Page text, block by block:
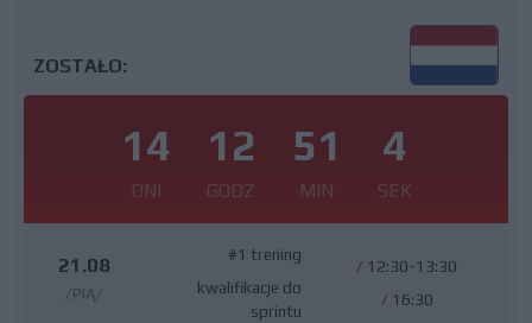
ZOSTAŁO:
14
DNI
12
GODZ
51
MIN
3
SEK
21.08
/PIĄ/
#1 trening
kwalifikacje do
sprintu
/ 12:30-13:30
/ 16:30